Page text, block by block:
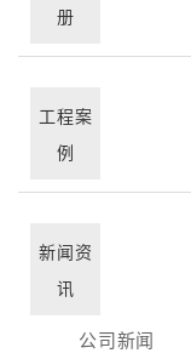
册
工程案
例
新闻资
讯
公司新闻